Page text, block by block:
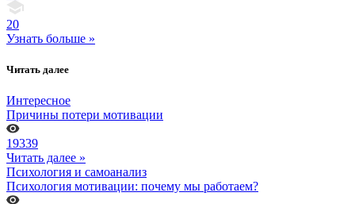
20
Узнать больше »
Читать далее
Интересное
Причины потери мотивации
19339
Читать далее »
Психология и самоанализ
Психология мотивации: почему мы работаем?